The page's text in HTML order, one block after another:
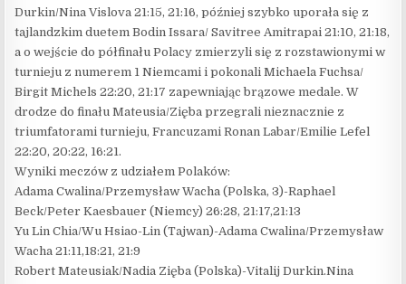
Durkin/Nina Vislova 21:15, 21:16, później szybko uporała się z
tajlandzkim duetem Bodin Issara/ Savitree Amitrapai 21:10, 21:18,
a o wejście do półfinału Polacy zmierzyli się z rozstawionymi w
turnieju z numerem 1 Niemcami i pokonali Michaela Fuchsa/
Birgit Michels 22:20, 21:17 zapewniając brązowe medale. W
drodze do finału Mateusia/Zięba przegrali nieznacznie z
triumfatorami turnieju, Francuzami Ronan Labar/Emilie Lefel
22:20, 20:22, 16:21.
Wyniki meczów z udziałem Polaków:
Adama Cwalina/Przemysław Wacha (Polska, 3)-Raphael
Beck/Peter Kaesbauer (Niemcy) 26:28, 21:17,21:13
Yu Lin Chia/Wu Hsiao-Lin (Tajwan)-Adama Cwalina/Przemysław
Wacha 21:11,18:21, 21:9
Robert Mateusiak/Nadia Zięba (Polska)-Vitalij Durkin.Nina